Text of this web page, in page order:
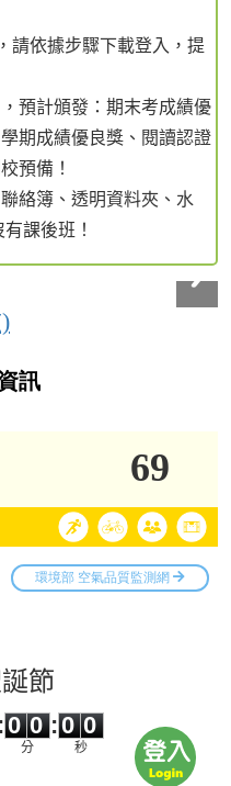
請依據步驟下載登入，提
預計頒發：期末考成績優
期成績優良獎、閱讀認證
預備！
絡簿、透明資料夾、水
課後班！
節
:
0
0
0
0
分
:0 0
秒